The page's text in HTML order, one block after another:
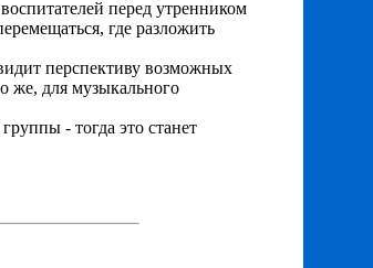
перед утренником
где разложить
перспективу возможных
же, для музыкального
- тогда это станет